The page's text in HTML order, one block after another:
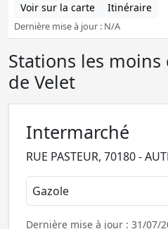
Voir sur la carte Itinéraire
Dernière mise à jour : N/A
Stations les
de Velet
Intermarché
RUE PASTEUR, 70180 -
Gazole
Dernière mise à jour : 31/07/